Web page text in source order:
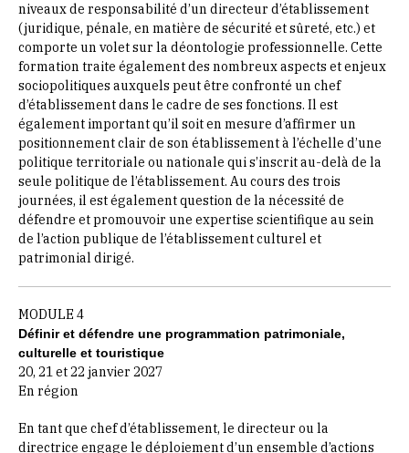
niveaux de responsabilité d’un directeur d’établissement
(juridique, pénale, en matière de sécurité et sûreté, etc.) et
comporte un volet sur la déontologie professionnelle. Cette
formation traite également des nombreux aspects et enjeux
sociopolitiques auxquels peut être confronté un chef
d’établissement dans le cadre de ses fonctions. Il est
également important qu’il soit en mesure d’affirmer un
positionnement clair de son établissement à l’échelle d’une
politique territoriale ou nationale qui s’inscrit au-delà de la
seule politique de l’établissement. Au cours des trois
journées, il est également question de la nécessité de
défendre et promouvoir une expertise scientifique au sein
de l’action publique de l’établissement culturel et
patrimonial dirigé.
MODULE 4
Définir et défendre une programmation patrimoniale,
culturelle et touristique
20, 21 et 22 janvier 2027
En région
En tant que chef d’établissement, le directeur ou la
directrice engage le déploiement d’un ensemble d’actions